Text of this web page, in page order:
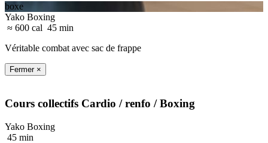
boxe
Yako Boxing
≈ 600 cal 45 min
Véritable combat avec sac de frappe
Fermer ×
Cours collectifs Cardio / renfo / Boxing
Yako Boxing
45 min